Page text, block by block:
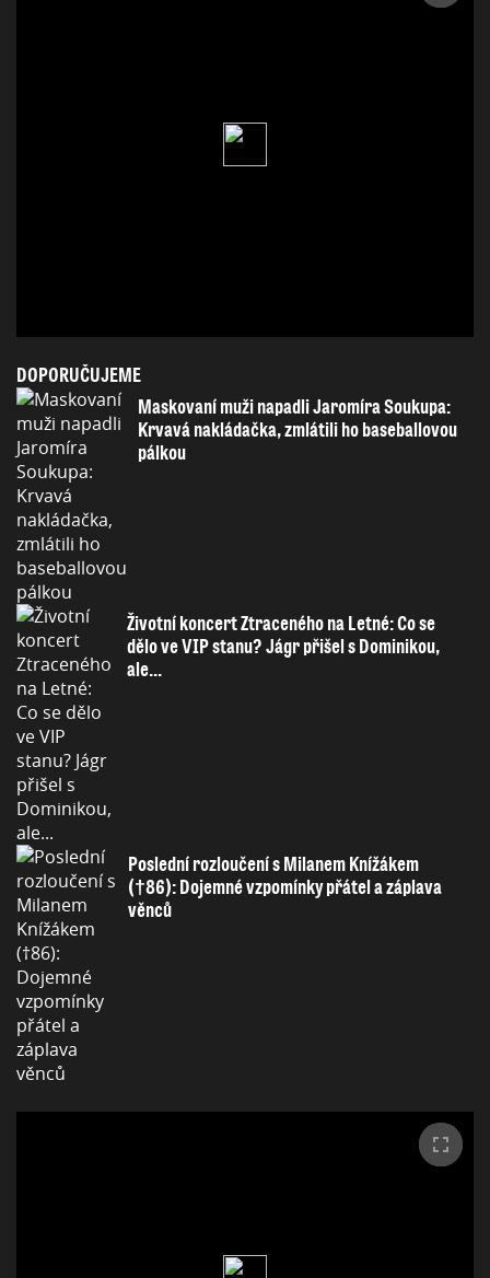
DOPORUČUJEME
Maskovaní muži napadli Jaromíra Soukupa:
Krvavá nakládačka, zmlátili ho baseballovou
pálkou
Životní koncert Ztraceného na Letné: Co se
dělo ve VIP stanu? Jágr přišel s Dominikou,
ale...
Poslední rozloučení s Milanem Knížákem
(†86): Dojemné vzpomínky přátel a záplava
věnců